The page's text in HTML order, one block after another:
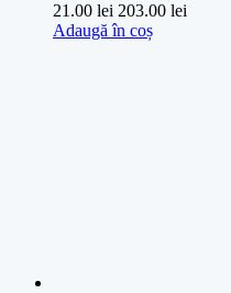
21.00 lei 203.00 lei
Adaugă în coș